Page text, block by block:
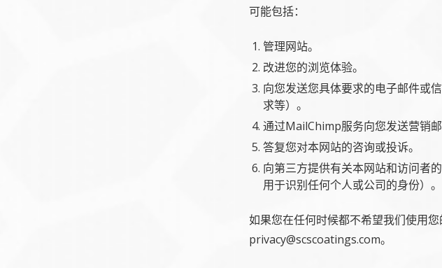
可能包括：
管理网站。
改进您的浏览体验。
向您发送您具体要求的电子邮件或
求等）。
通过MailChimp服务向您发送营销邮
答复您对本网站的咨询或投诉。
向第三方提供有关本网站和访问者
用于识别任何个人或公司的身份）。
如果您在任何时候都不希望我们使用您
privacy@scscoatings.com。